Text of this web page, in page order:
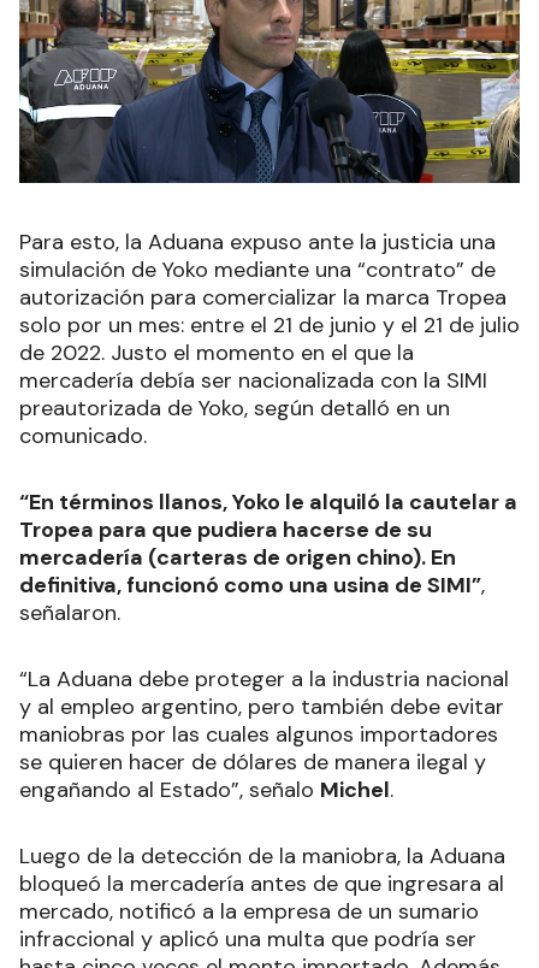
Para esto, la Aduana expuso ante la justicia una
simulación de Yoko mediante una “contrato” de
autorización para comercializar la marca Tropea
solo por un mes: entre el 21 de junio y el 21 de julio
de 2022. Justo el momento en el que la
mercadería debía ser nacionalizada con la SIMI
preautorizada de Yoko, según detalló en un
comunicado.
“En términos llanos, Yoko le alquiló la cautelar a
Tropea para que pudiera hacerse de su
mercadería (carteras de origen chino). En
definitiva, funcionó como una usina de SIMI”,
señalaron.
“La Aduana debe proteger a la industria nacional
y al empleo argentino, pero también debe evitar
maniobras por las cuales algunos importadores
se quieren hacer de dólares de manera ilegal y
engañando al Estado”, señalo Michel.
Luego de la detección de la maniobra, la Aduana
bloqueó la mercadería antes de que ingresara al
mercado, notificó a la empresa de un sumario
infraccional y aplicó una multa que podría ser